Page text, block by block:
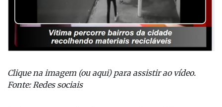
Clique na imagem (ou aqui) para assistir ao vídeo.
Fonte: Redes sociais